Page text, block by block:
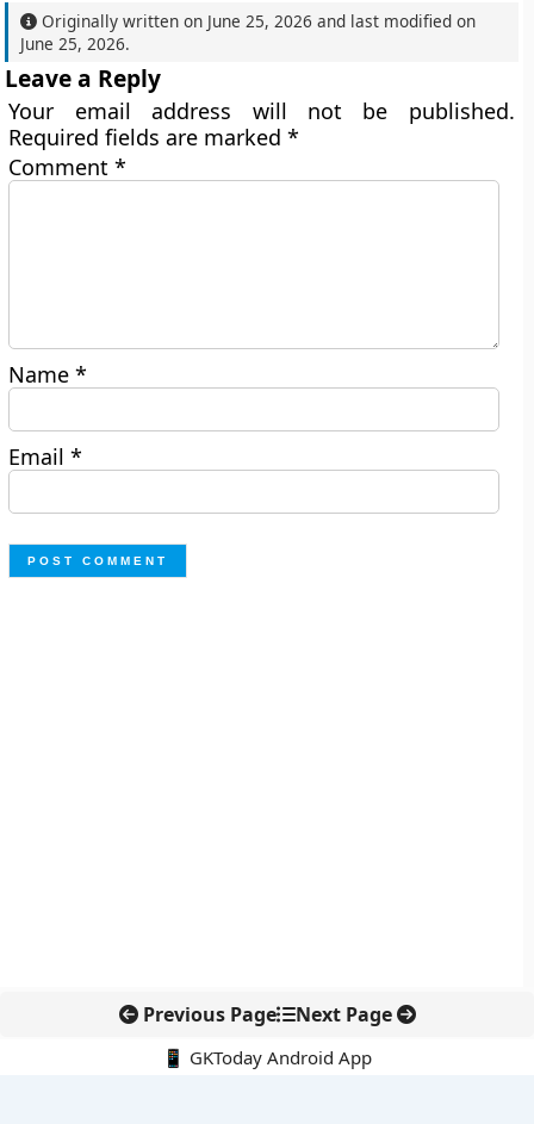
Originally written on June 25, 2026 and last modified on
June 25, 2026.
Leave a Reply
Your email address will not be published.
Required fields are marked*
Comment*
Name*
Email*
Previous Page Next Page
📱 GKToday Android App